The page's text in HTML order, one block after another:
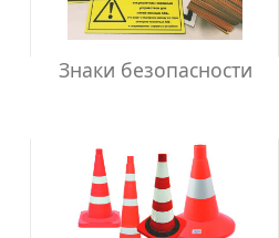
Знаки безопасности